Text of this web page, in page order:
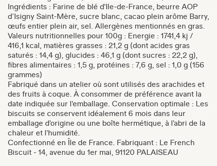
Ingrédients : Farine de blé d'Ile-de-France, beurre AOP
d’Isigny Saint-Mère, sucre blanc, cacao plein arôme Barry,
œufs entier plein air, sel. Allergènes mentionnés en gras.
Valeurs nutritionnelles pour 100g : Energie : 1741,4 kj /
416,1 kcal, matières grasses : 21,2 g (dont acides gras
saturés : 14,4 g), glucides : 46,1 g (dont sucres : 22,2 g),
fibres alimentaires : 1,5 g, protéines : 7,6 g, sel : 1,0 g (156
grammes)
Fabriqué dans un atelier où sont utilisés des arachides et
des fruits à coque. À consommer de préférence avant la
date indiquée sur l'emballage. Conservation optimale : Les
biscuits se conservent idéalement 6 mois dans leur
emballage d'origine ou une boîte hermétique, à l'abri de la
chaleur et l'humidité.
Confectionné en Île de France. Fabriquant : Le French
Biscuit - 14, avenue du 1er mai, 91120 PALAISEAU